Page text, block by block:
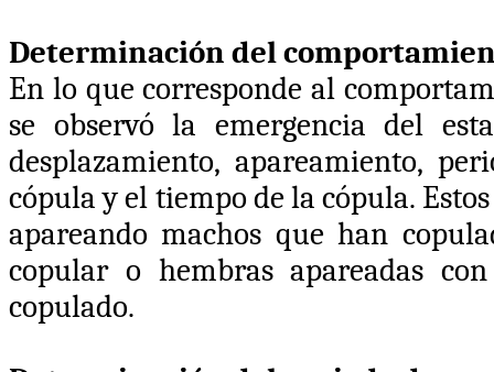
Determinación del
En lo que corresponde al
se observó la emergencia del
desplazamiento, apareamiento,
cópula y el tiempo de la cópula.
apareando machos que han
copular o hembras apareadas
copulado.